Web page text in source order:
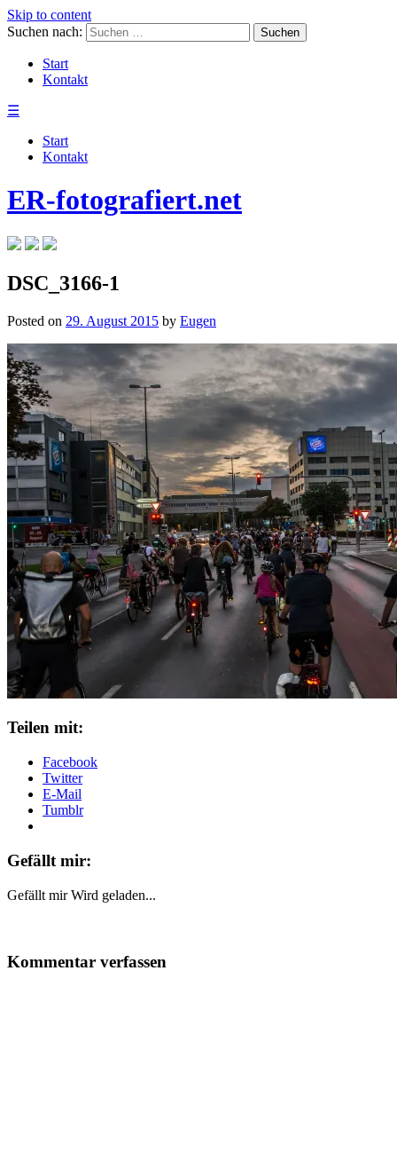
Skip to content
Suchen nach:
Start
Kontakt
☰
Start
Kontakt
ER-fotografiert.net
DSC_3166-1
Posted on 29. August 2015 by Eugen
Teilen mit:
Facebook
Twitter
E-Mail
Tumblr
Gefällt mir:
Gefällt mir Wird geladen...
Kommentar verfassen